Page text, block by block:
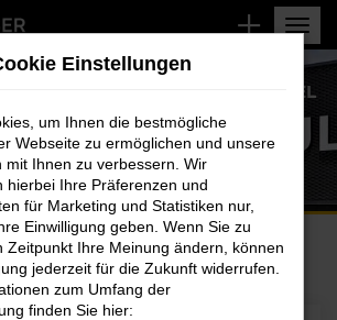
AUTOHAUS
AUTOHAUS WOLFENBÜTTEL
Härtel Wolfenbüttel
Einstellungen
um Ihnen die bestmögliche
Webseite zu ermöglichen und unsere
mit Ihnen zu verbessern. Wir
hierbei Ihre Präferenzen und
für Marketing und Statistiken nur,
Einwilligung geben. Wenn Sie zu
Zeitpunkt Ihre Meinung ändern, können
jederzeit für die Zukunft widerrufen.
zum Umfang der
finden Sie hier: